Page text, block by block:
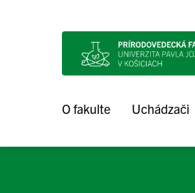
O fakulte Uchádzači